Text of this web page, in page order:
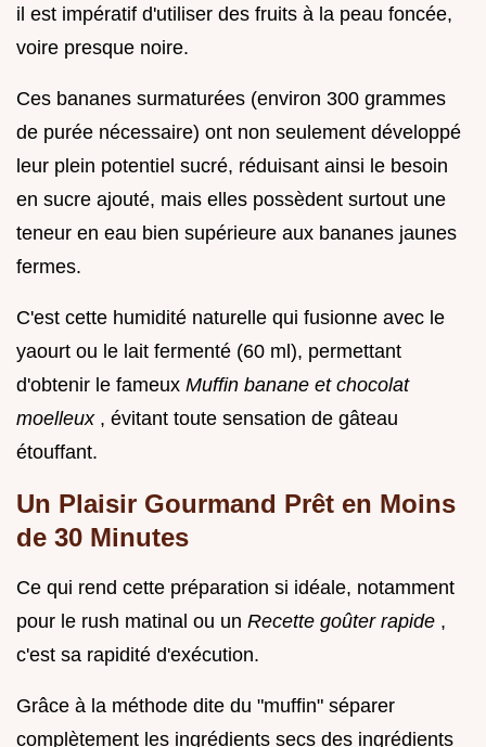
il est impératif d'utiliser des fruits à la peau foncée,
voire presque noire.
Ces bananes surmaturées (environ 300 grammes
de purée nécessaire) ont non seulement développé
leur plein potentiel sucré, réduisant ainsi le besoin
en sucre ajouté, mais elles possèdent surtout une
teneur en eau bien supérieure aux bananes jaunes
fermes.
C'est cette humidité naturelle qui fusionne avec le
yaourt ou le lait fermenté (60 ml), permettant
d'obtenir le fameux Muffin banane et chocolat
moelleux , évitant toute sensation de gâteau
étouffant.
Un Plaisir Gourmand Prêt en Moins
de 30 Minutes
Ce qui rend cette préparation si idéale, notamment
pour le rush matinal ou un Recette goûter rapide ,
c'est sa rapidité d'exécution.
Grâce à la méthode dite du "muffin" séparer
complètement les ingrédients secs des ingrédients